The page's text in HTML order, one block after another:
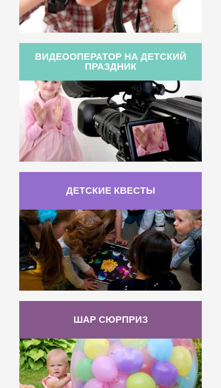
ВИДЕООПЕРАТОР НА ДЕТСКИЙ
ПРАЗДНИК
ДЕТСКИЕ КВЕСТЫ
ШАР СЮРПРИЗ